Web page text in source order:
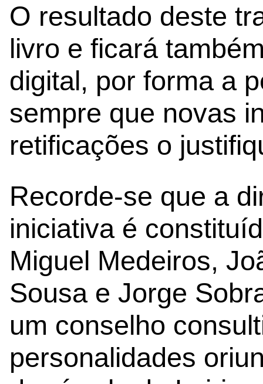
O resultado deste
livro e ficará
digital, por forma a
sempre que novas
retificações o
Recorde-se que a
iniciativa é
Miguel Medeiros,
Sousa e Jorge
um conselho
personalidades